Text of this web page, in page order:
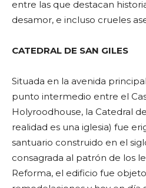
entre las que destacan
desamor, e incluso crueles
CATEDRAL DE SAN GILES
Situada en la avenida
punto intermedio entre el
Holyroodhouse, la Catedral
realidad es una iglesia) fue
santuario construido en el
consagrada al patrón de los
Reforma, el edificio fue